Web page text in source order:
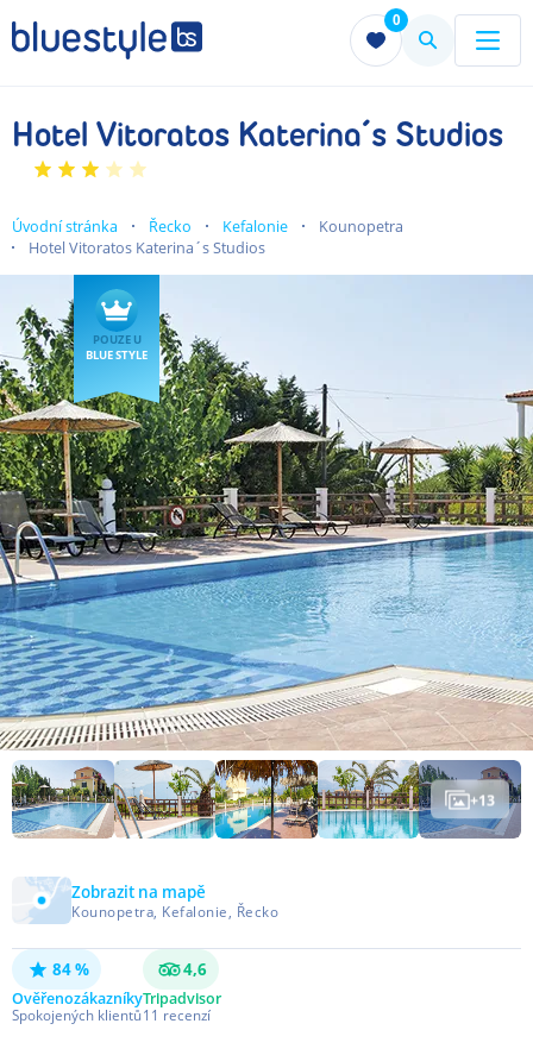
0
Menu Menu
Hotel Vitoratos Katerina´s Studios
Úvodní stránka Řecko Kefalonie
Kounopetra
Hotel Vitoratos Katerina´s Studios
POUZE U
BLUE STYLE
+13
Zobrazit na mapě
Kounopetra, Kefalonie, Řecko
84 %
Ověřenozákazníky
Spokojených klientů
4,6
Tripadvisor
11 recenzí